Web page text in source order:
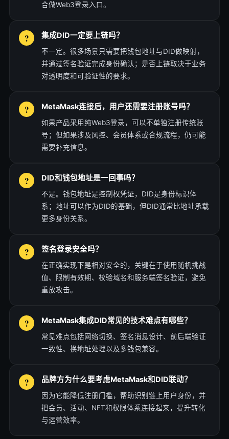
合做Web3登录入口。
集成DID一定要上链吗？
不一定。很多场景只需要把钱包地址与DID做映射，
并通过签名验证完成身份确认；是否上链取决于业务
对透明度和可验证性的要求。
MetaMask连接后，用户还需要注册账号吗？
如果产品采用纯Web3登录，可以不单独注册传统账
号；但如果涉及风控、会员体系或合规流程，仍可能
需要补充信息。
DID和钱包地址是一回事吗？
不是。钱包地址是控制权凭证，DID是身份标识体
系；地址可以作为DID的基础，但DID通常比地址承载
更多身份关系。
签名登录安全吗？
在正确实现下是相对安全的，关键在于使用随机挑战
值、限制有效期、校验域名和服务端签名验证，避免
重放攻击。
MetaMask集成DID常见的技术难点有哪些？
常见难点包括网络切换、签名消息设计、前后端验证
一致性、换地址处理以及多钱包兼容。
品牌方为什么要考虑MetaMask和DID联动？
因为它能降低注册门槛，帮助识别链上用户身份，并
把会员、活动、NFT和权限体系连接起来，提升转化
与运营效率。